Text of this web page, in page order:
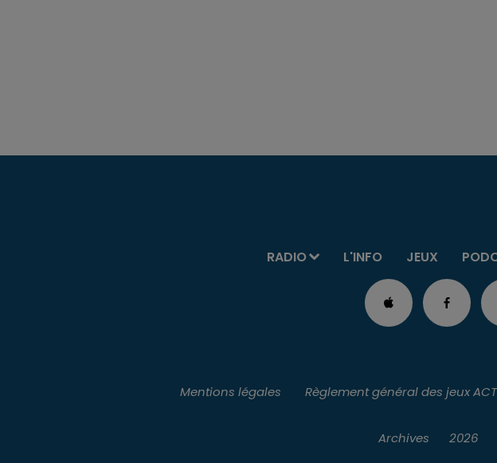
RADIO L'INFO JEUX
Mentions légales Règlement général des jeux
Archives 2026